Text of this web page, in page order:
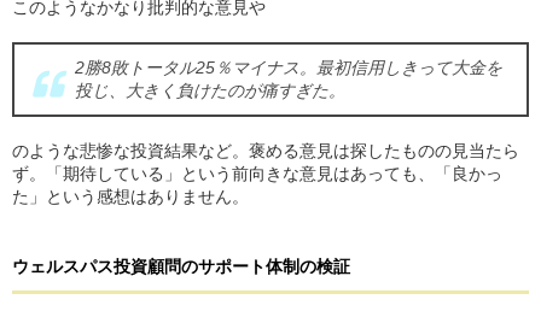
このようなかなり批判的な意見や
2勝8敗トータル25％マイナス。最初信用しきって大金を
投じ、大きく負けたのが痛すぎた。
のような悲惨な投資結果など。褒める意見は探したものの見当たら
ず。「期待している」という前向きな意見はあっても、「良かっ
た」という感想はありません。
ウェルスパス投資顧問のサポート体制の検証